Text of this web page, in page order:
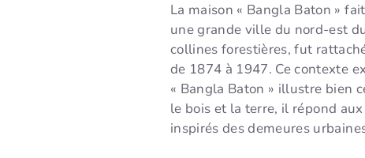
La maison « Bangla Baton »
une grande ville du nord-est
collines forestières, fut
de 1874 à 1947. Ce contexte
« Bangla Baton » illustre bien
le bois et la terre, il répond
inspirés des demeures